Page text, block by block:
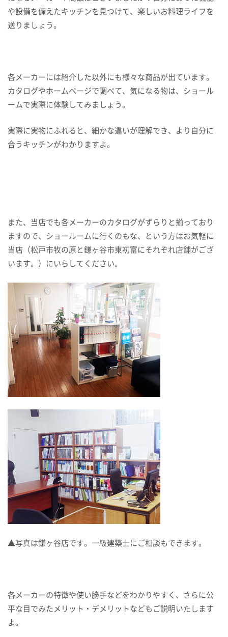
や設備を備えたキッチンを見つけて、楽しいお料理ライフを
送りましょう。
各メーカーには紹介した以外にも様々な商品が出ています。
カタログやホームページで調べて、気になる物は、ショール
ームで実際に体験してみましょう。
実際に実物にふれると、細かな違いが理解でき、より自分に
合うキッチンがわかりますよ。
また、当店でも各メーカーのカタログがずらりと揃っており
ますので、ショールームに行くのもな、という方はお気軽に
当店（松戸市牧の原と鎌ヶ谷市東初富にそれぞれ店舗がござ
います。）にいらしてください。
▲写真は鎌ヶ谷店です。一級建築士にご相談もできます。
各メーカーの特徴や使い勝手などをわかりやすく、さらに公
平な目でみたメリット・デメリットなどもご説明いたします
よ。